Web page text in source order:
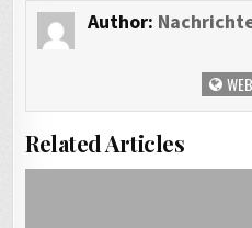
Author:
Related Articles